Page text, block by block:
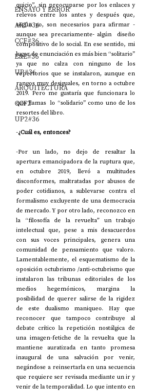
ENSAYO Y ERROR
ART#36
CCF#36
E&E#36
UP#36
ARQUITECTURA
CCF2
UP2#36
quicio”, sin preocuparse por los enlaces y
relevos entre los antes y después que,
según yo, son necesarios para afirmar -
aunque sea precariamente- algún  diseño
compositivo de lo social. En ese sentido, mi
lugar de enunciación es más bien “solitario”
ya que no calza con ninguno de los
repertorios que se instalaron, aunque en
rangos muy desiguales, en torno a octubre
2019. Pero me gustaría que funcionara lo
que llamas  lo “solidario” como uno de los
resortes del libro.
-¿Cuál es, entonces?
-Por un lado, no dejo de resaltar la
apertura emancipadora de la ruptura que,
en octubre 2019, llevó a multitudes
disconformes, maltratadas por abusos de
poder cotidianos, a sublevarse contra el
formalismo excluyente de una democracia
de mercado. Y por otro lado, reconozco en
la “filosofía de la revuelta” un trabajo
intelectual que, pese a mis desacuerdos
con sus voces principales, genera una
comunidad de pensamiento que valoro.
Lamentablemente, el esquematismo de la
oposición octubrismo /anti-octubrismo que
instalaron las tribunas editoriales de los
medios hegemónicos, margina la
posibilidad de querer salirse de la rigidez
de este dualismo maniqueo. Hay que
reconocer que tampoco contribuye al
debate crítico la repetición nostálgica de
una imagen-fetiche de la revuelta que la
mantiene auratizada en tanto promesa
inaugural de una salvación por venir,
negándose a reinsertarla en una secuencia
que requiere ser revisada mediante un ir y
venir de la temporalidad. Lo que intento en